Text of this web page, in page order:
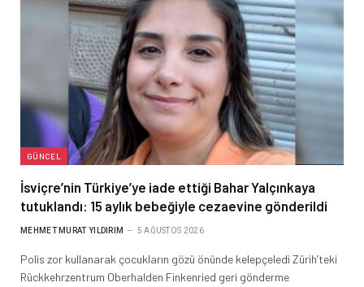
GÜNCEL
İsviçre’nin Türkiye’ye iade ettiği Bahar Yalçınkaya
tutuklandı: 15 aylık bebeğiyle cezaevine gönderildi
MEHMET MURAT YILDIRIM 5 AĞUSTOS 2026
Polis zor kullanarak çocukların gözü önünde kelepçeledi Zürih’teki
Rückkehrzentrum Oberhalden Finkenried geri gönderme